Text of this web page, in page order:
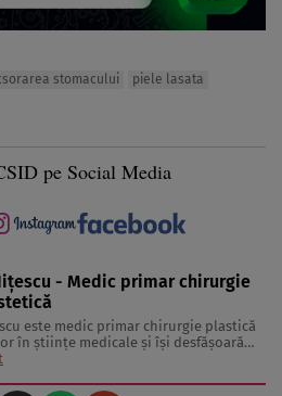
stomacului
piele lasata
pe Social Media
- Medic primar chirurgie
este medic primar chirurgie plastică
în științe medicale și își desfășoară
Royal Hospital, fiind și director